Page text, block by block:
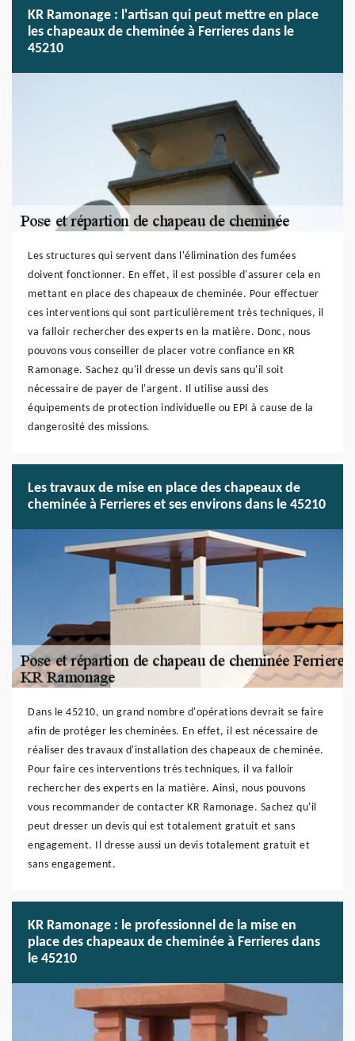
KR Ramonage : l'artisan qui peut mettre en place
les chapeaux de cheminée à Ferrieres dans le
45210
Les structures qui servent dans l'élimination des fumées
doivent fonctionner. En effet, il est possible d'assurer cela en
mettant en place des chapeaux de cheminée. Pour effectuer
ces interventions qui sont particulièrement très techniques, il
va falloir rechercher des experts en la matière. Donc, nous
pouvons vous conseiller de placer votre confiance en KR
Ramonage. Sachez qu'il dresse un devis sans qu'il soit
nécessaire de payer de l'argent. Il utilise aussi des
équipements de protection individuelle ou EPI à cause de la
dangerosité des missions.
Les travaux de mise en place des chapeaux de
cheminée à Ferrieres et ses environs dans le 45210
Dans le 45210, un grand nombre d'opérations devrait se faire
afin de protéger les cheminées. En effet, il est nécessaire de
réaliser des travaux d'installation des chapeaux de cheminée.
Pour faire ces interventions très techniques, il va falloir
rechercher des experts en la matière. Ainsi, nous pouvons
vous recommander de contacter KR Ramonage. Sachez qu'il
peut dresser un devis qui est totalement gratuit et sans
engagement. Il dresse aussi un devis totalement gratuit et
sans engagement.
KR Ramonage : le professionnel de la mise en
place des chapeaux de cheminée à Ferrieres dans
le 45210